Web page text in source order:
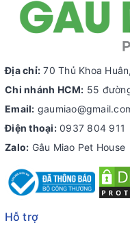
Địa chỉ: 70 Thủ Khoa
Chi nhánh HCM: 55
Email:
Điện thoại: 0937 804 911
Zalo: Gâu Miao Pet House
Hỗ trợ